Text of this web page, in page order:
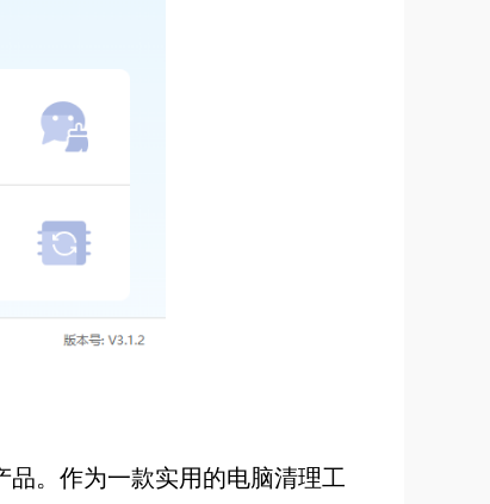
品。作为一款实用的电脑清理工